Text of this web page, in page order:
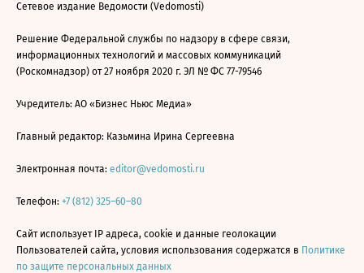
Сетевое издание Ведомости (Vedomosti)
Решение Федеральной службы по надзору в сфере связи,
информационных технологий и массовых коммуникаций
(Роскомнадзор) от 27 ноября 2020 г. ЭЛ № ФС 77-79546
Учредитель: АО «Бизнес Ньюс Медиа»
Главный редактор: Казьмина Ирина Сергеевна
Электронная почта: editor@vedomosti.ru
Телефон: +7 (812) 325–60–80
Сайт использует IP адреса, cookie и данные геолокации
Пользователей сайта, условия использования содержатся в Политике
по защите персональных данных